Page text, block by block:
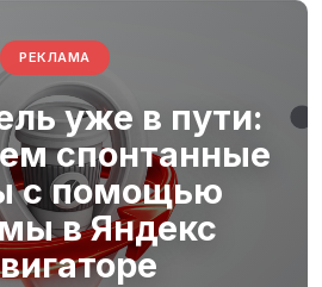
РЕКЛАМА
уже в пути:
спонтанные
с помощью
в Яндекс